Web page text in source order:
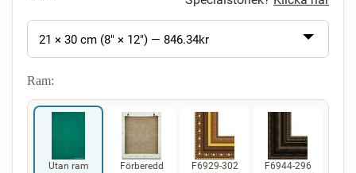
21 × 30 cm (8" × 12") — 846.34kr
Ram:
Utan ram Förberedd F6929-302 F6944-296